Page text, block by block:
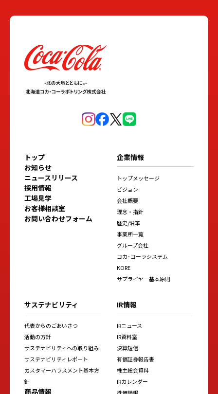
トップ
お知らせ
ニュースリリース
採用情報
工場見学
お客様相談室
お問い合わせフォーム
企業情報
トップメッセージ
ビジョン
会社概要
理念・指針
歴史/沿革
事業所一覧
グループ会社
コカ･コーラシステム
KORE
サプライヤー基本原則
サステナビリティ
代表からのごあいさつ
活動の方針
サステナビリティへの取り組み
サステナビリティレポート
カスタマーハラスメント基本方
針
商品情報
IR情報
IRニュース
IR資料室
決算短信
有価証券報告書
株主総会資料
IRカレンダー